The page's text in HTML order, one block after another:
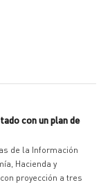
con un plan de
de la Información
Hacienda y
proyección a tres